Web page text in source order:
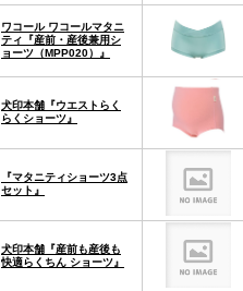
ワコール ワコールマタニ
ティ『産前・産後兼用シ
ョーツ（MPP020）』
犬印本舗『ウエストらく
らくショーツ』
『マタニティショーツ3点
セット』
犬印本舗『産前も産後も
快適らくちん ショーツ』